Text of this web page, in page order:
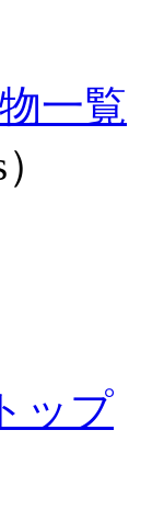
一覧
ップ